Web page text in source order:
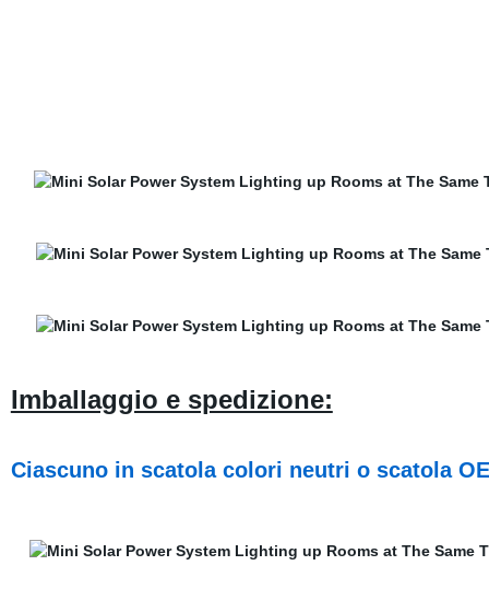
Imballaggio e spedizione:
Ciascuno in scatola colori neutri o scatola